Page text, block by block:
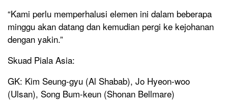
“Kami perlu memperhalusi elemen ini dalam beberapa
minggu akan datang dan kemudian pergi ke kejohanan
dengan yakin.”
Skuad Piala Asia:
GK: Kim Seung-gyu (Al Shabab), Jo Hyeon-woo
(Ulsan), Song Bum-keun (Shonan Bellmare)